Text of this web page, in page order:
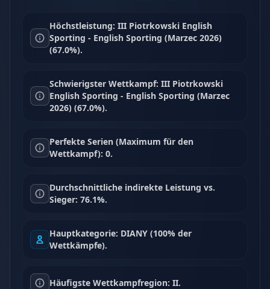
Höchstleistung: III Piotrkowski English
Sporting - English Sporting (Marzec 2026)
(67.0%).
Schwierigster Wettkampf: III Piotrkowski
English Sporting - English Sporting (Marzec
2026) (67.0%).
Perfekte Serien (Maximum für den
Wettkampf): 0.
Durchschnittliche indirekte Leistung vs.
Sieger: 76.1%.
Hauptkategorie: DIANY (100% der
Wettkämpfe).
Häufigste Wettkampfregion: II.